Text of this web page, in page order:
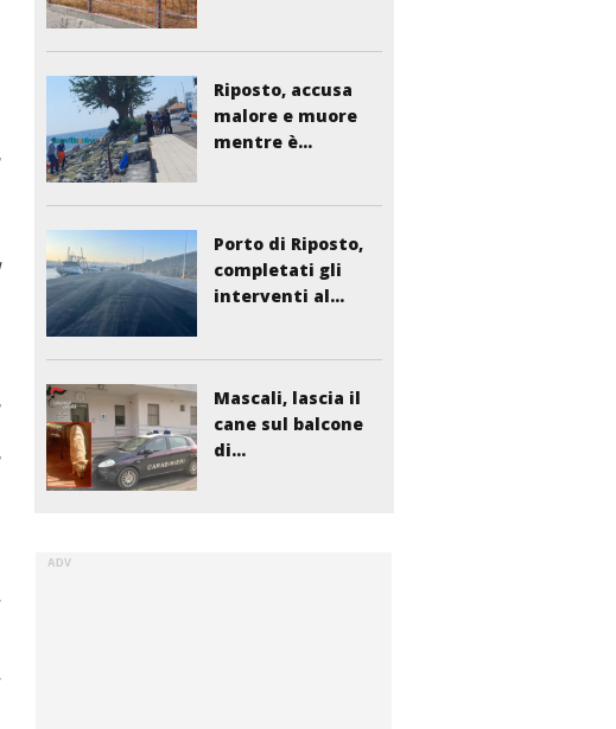
Riposto, accusa
malore e muore
mentre è...
Porto di Riposto,
completati gli
interventi al...
Mascali, lascia il
cane sul balcone
di...